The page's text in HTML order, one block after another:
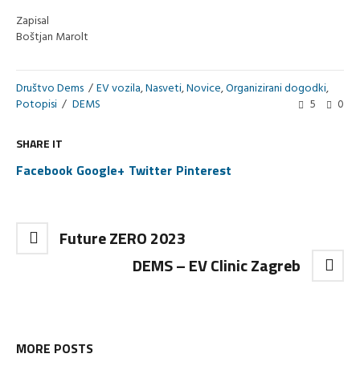
Zapisal
Boštjan Marolt
Društvo Dems EV vozila,Nasveti,Novice,Organizirani dogodki,
Potopisi
DEMS 5 0
SHARE IT
Facebook Google+ Twitter Pinterest
Future ZERO 2023
DEMS – EV Clinic Zagreb
MORE POSTS